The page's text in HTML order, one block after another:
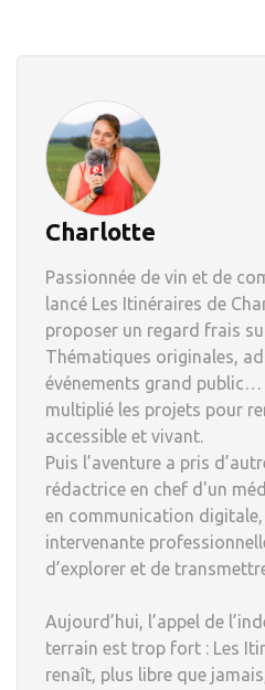
Charlotte
Passionnée de vin et de
lancé Les Itinéraires de
proposer un regard frais
Thématiques originales,
événements grand public…
multiplié les projets pour
accessible et vivant.
Puis l’aventure a pris
rédactrice en chef d'un
en communication
intervenante
d’explorer et de
Aujourd’hui, l’appel de
terrain est trop fort : Les
renaît, plus libre que